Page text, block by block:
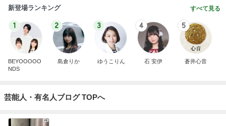
新登場ランキング すべて見る
1
BEYOOOOO
NDS
2
島倉りか
3
ゆうこりん
4
石 安伊
5
蒼井心音
芸能人・有名人ブログ TOPへ